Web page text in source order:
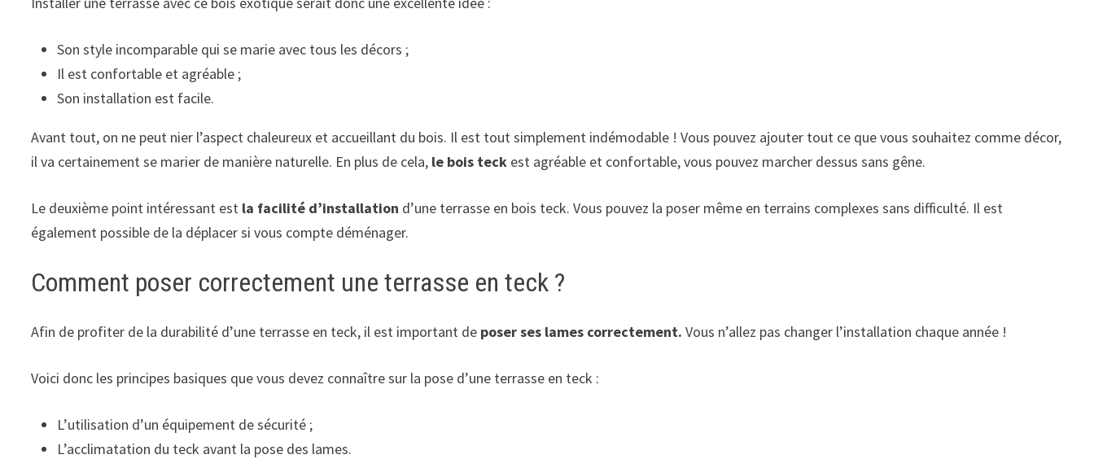
Son style incomparable qui se marie avec tous les décors ;
Il est confortable et agréable ;
Son installation est facile.
Avant tout, on ne peut nier l’aspect chaleureux et accueillant du bois. Il est tout simplement indémodable ! Vous pouvez ajouter tout ce que vous souhaitez comme décor,
il va certainement se marier de manière naturelle. En plus de cela, le bois teck est agréable et confortable, vous pouvez marcher dessus sans gêne.
Le deuxième point intéressant est la facilité d’installation d’une terrasse en bois teck. Vous pouvez la poser même en terrains complexes sans difficulté. Il est
également possible de la déplacer si vous compte déménager.
Comment poser correctement une terrasse en teck ?
Afin de profiter de la durabilité d’une terrasse en teck, il est important de poser ses lames correctement. Vous n’allez pas changer l’installation chaque année !
Voici donc les principes basiques que vous devez connaître sur la pose d’une terrasse en teck :
L’utilisation d’un équipement de sécurité ;
L’acclimatation du teck avant la pose des lames.